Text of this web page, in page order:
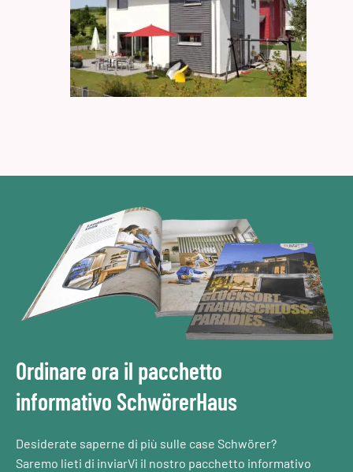
Ordinare ora il pacchetto
informativo SchwörerHaus
Desiderate saperne di più sulle case Schwörer?
Saremo lieti di inviarVi il nostro pacchetto informativo